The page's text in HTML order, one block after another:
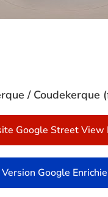
/ Coudekerque
Google Street View
Version Google Enrichie